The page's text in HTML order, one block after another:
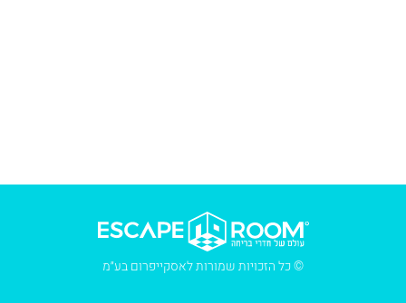
© כל הזכויות שמורות לאסקייפרום בע״מ